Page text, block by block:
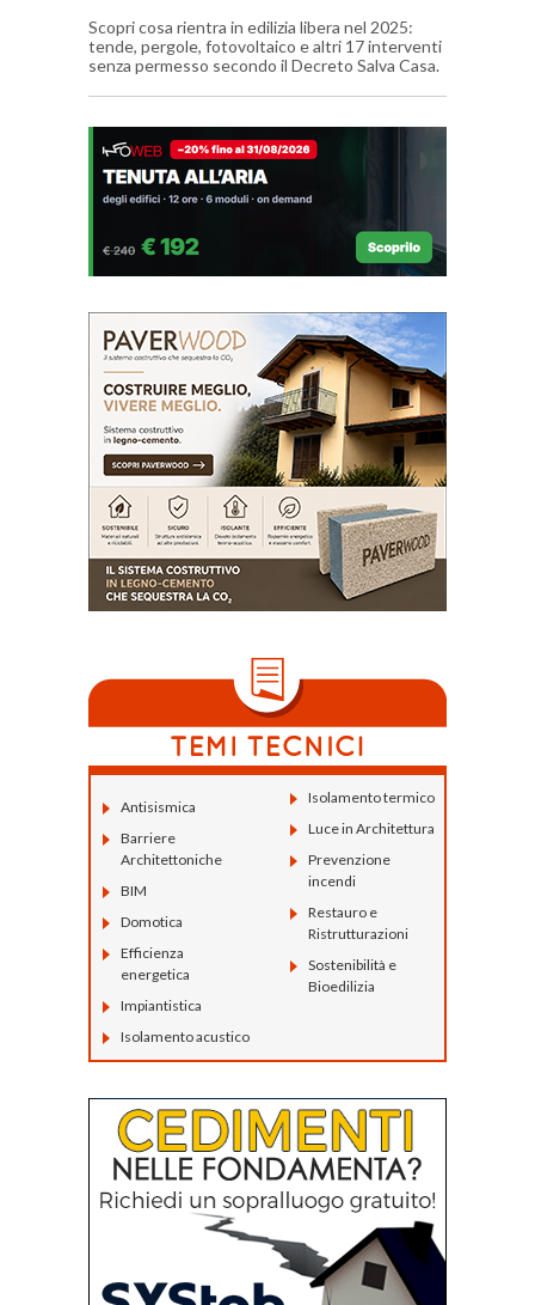
Scopri cosa rientra in edilizia libera nel 2025:
tende, pergole, fotovoltaico e altri 17 interventi
senza permesso secondo il Decreto Salva Casa.
Antisismica
Barriere
Architettoniche
BIM
Domotica
Efficienza
energetica
Impiantistica
Isolamento acustico
Isolamento termico
Luce in Architettura
Prevenzione
incendi
Restauro e
Ristrutturazioni
Sostenibilità e
Bioedilizia